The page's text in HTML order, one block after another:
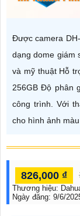
Được camera
dạng dome giám
và mỹ thuật Hỗ
256GB Độ phân
công trình. Với
cho hình ảnh
826,000 ₫
Thương hiệu:
Ngày đăng: 9/6/